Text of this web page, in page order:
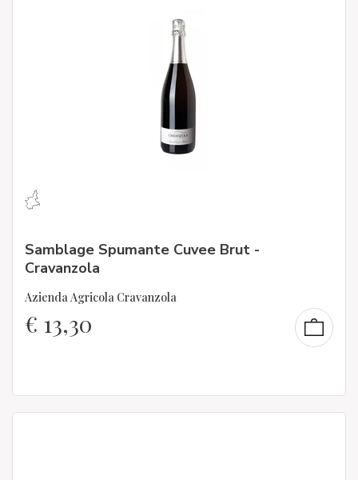
Samblage Spumante Cuvee Brut -
Cravanzola
Azienda Agricola Cravanzola
€ 13,30